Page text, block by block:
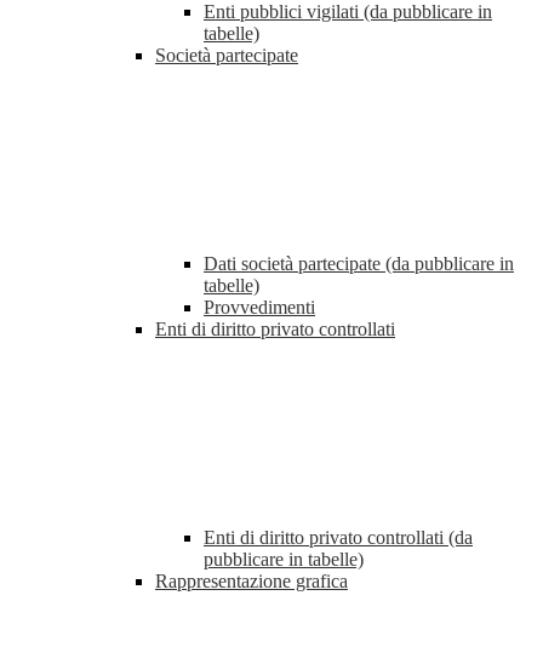
Enti pubblici vigilati (da pubblicare in
tabelle)
Società partecipate
Dati società partecipate (da pubblicare in
tabelle)
Provvedimenti
Enti di diritto privato controllati
Enti di diritto privato controllati (da
pubblicare in tabelle)
Rappresentazione grafica